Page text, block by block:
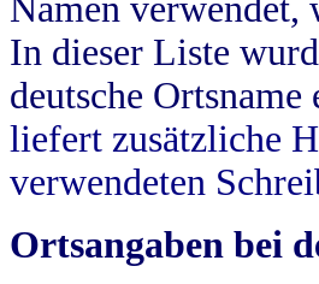
Namen verwendet,
In dieser Liste
deutsche Ortsname
liefert zusätzliche
verwendeten
Ortsangaben bei